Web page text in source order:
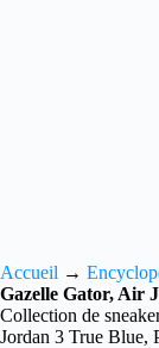
Accueil →
Gazelle Gator, Air
Collection de
Jordan 3 True